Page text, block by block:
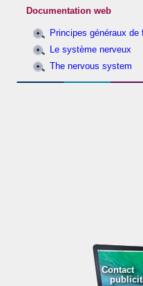
Documentation web
Principes généraux
Le système nerveux
The nervous system
Contact